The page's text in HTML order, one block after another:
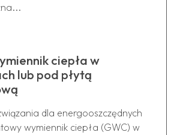
ciepła w
lub pod płytą
dla energooszczędnych
wymiennik ciepła (GWC) w